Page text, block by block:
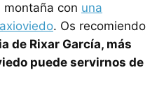
montaña con una
. Os recomiendo
de Rixar García, más
puede servirnos de